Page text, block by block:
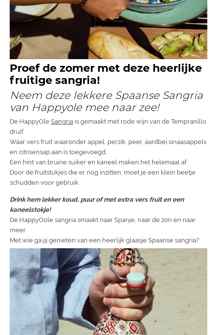
Proef de zomer met deze heerlijke
fruitige sangria!
Neem deze lekkere Spaanse Sangria
van Happyole mee naar zee!
De HappyOle Sangria is gemaakt met rode wijn van de Tempranillo
druif.
Waar vers fruit waaronder appel, perzik, peer, aardbei,sinaasappels
en citroensap aan is toegevoegd.
Een hint van bruine suiker en kaneel maken het helemaal af.
Door de fruitstukjes die er nog inzitten, moet je een klein beetje
schudden voor gebruik.
Drink hem lekker koud, puur of met extra vers fruit en een
kaneelstokje!
De HappyOole sangria smaakt naar Spanje, naar de zon en naar
meer.
Met wie ga jij genieten van een heerlijk glaasje Spaanse sangria?